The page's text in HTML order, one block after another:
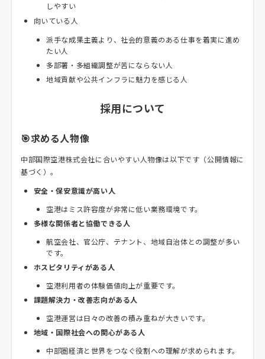
しやすい
向いている人
派手な成果主義より、社会的意義のある仕事を着実に進め
たい人
多部署・多組織調整が苦にならない人
地域貢献や公共インフラに魅力を感じる人
採用について
🎯求める人物像
中部国際空港株式会社に合いやすい人物像は以下です（公開情報に
基づく）。
安全・保安意識が高い人
空港はミス許容度が非常に低い業務環境です。
多様な関係者と協働できる人
航空会社、官公庁、テナント、地域自治体との調整が多い
です。
ホスピタリティがある人
空港利用者の体験価値向上が重要です。
課題解決力・改善志向がある人
空港運営は日々の改善の積み重ねが大きいです。
地域・国際社会への関心がある人
中部圏経済と世界をつなぐ役割への理解が求められます。